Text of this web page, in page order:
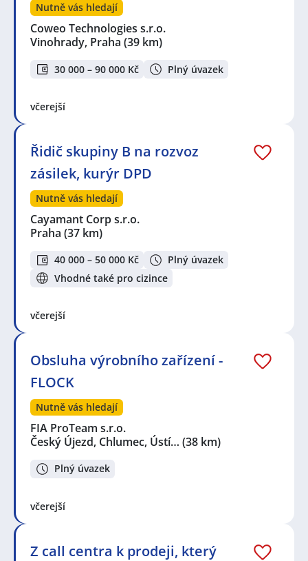
Nutně vás hledají
Coweo Technologies s.r.o.
Vinohrady, Praha (39 km)
30 000 – 90 000 Kč Plný úvazek
včerejší
Řidič skupiny B na rozvoz
zásilek, kurýr DPD
Nutně vás hledají
Cayamant Corp s.r.o.
Praha (37 km)
40 000 – 50 000 Kč
Plný úvazek
Vhodné také pro cizince
včerejší
Obsluha výrobního zařízení -
FLOCK
Nutně vás hledají
FIA ProTeam s.r.o.
Český Újezd, Chlumec, Ústí… (38 km)
Plný úvazek
včerejší
Z call centra k prodeji, který